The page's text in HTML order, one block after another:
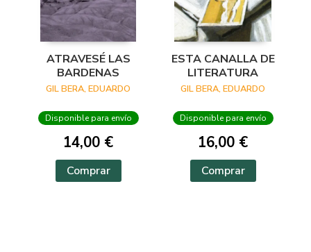
ATRAVESÉ LAS
BARDENAS
GIL BERA, EDUARDO
Disponible para envío
14,00 €
Comprar
ESTA CANALLA DE
LITERATURA
GIL BERA, EDUARDO
Disponible para envío
16,00 €
Comprar